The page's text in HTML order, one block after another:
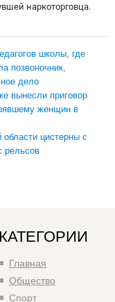
наркоторговца.
школы, где
позвоночник,
дело
вынесли приговор
женщин в
цистерны с
рельсов
КАТЕГОРИИ
Главная
Общество
Спорт